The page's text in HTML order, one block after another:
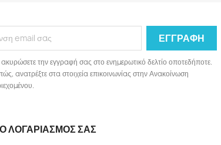
την εγγραφή σας στο ενημερωτικό δελτίο οποτεδήποτε.
ανατρέξτε στα στοιχεία επικοινωνίας στην Ανακοίνωση
Ο ΛΟΓΑΡΙΑΣΜΌΣ ΣΑΣ